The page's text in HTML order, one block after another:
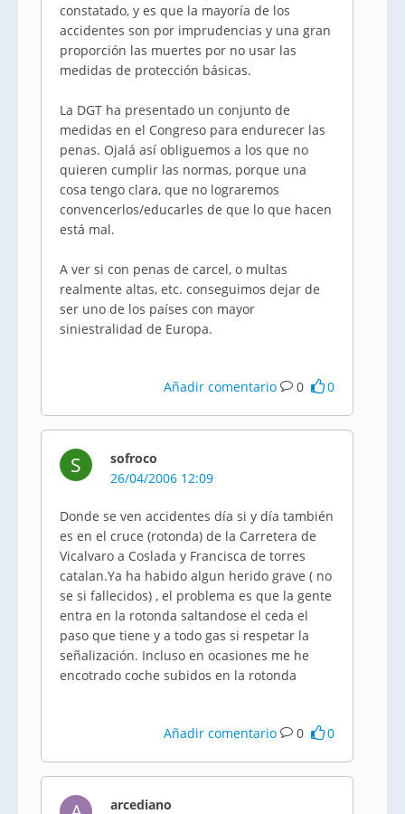
constatado, y es que la mayoría de los
accidentes son por imprudencias y una gran
proporción las muertes por no usar las
medidas de protección básicas.
La DGT ha presentado un conjunto de
medidas en el Congreso para endurecer las
penas. Ojalá así obliguemos a los que no
quieren cumplir las normas, porque una
cosa tengo clara, que no lograremos
convencerlos/educarles de que lo que hacen
está mal.
A ver si con penas de carcel, o multas
realmente altas, etc. conseguimos dejar de
ser uno de los países con mayor
siniestralidad de Europa.
Añadir comentario 0 0
S
sofroco
26/04/2006 12:09
Donde se ven accidentes día si y día también
es en el cruce (rotonda) de la Carretera de
Vicalvaro a Coslada y Francisca de torres
catalan.Ya ha habido algun herido grave ( no
se si fallecidos) , el problema es que la gente
entra en la rotonda saltandose el ceda el
paso que tiene y a todo gas si respetar la
señalización. Incluso en ocasiones me he
encotrado coche subidos en la rotonda
Añadir comentario 0 0
arcediano